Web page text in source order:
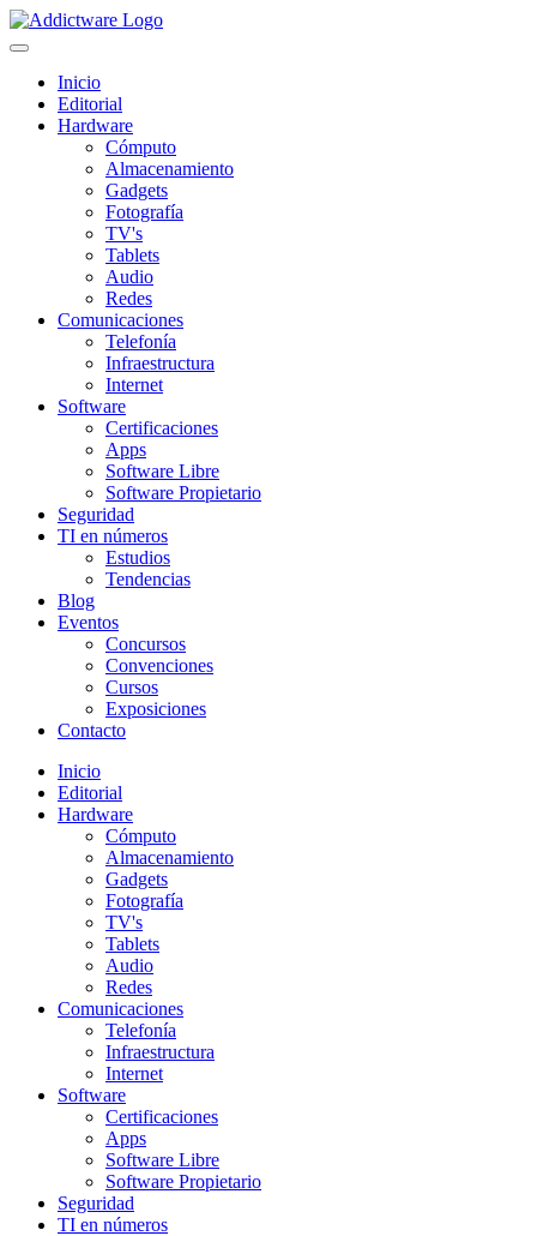
Inicio
Editorial
Hardware
Cómputo
Almacenamiento
Gadgets
Fotografía
TV's
Tablets
Audio
Redes
Comunicaciones
Telefonía
Infraestructura
Internet
Software
Certificaciones
Apps
Software Libre
Software Propietario
Seguridad
TI en números
Estudios
Tendencias
Blog
Eventos
Concursos
Convenciones
Cursos
Exposiciones
Contacto
Inicio
Editorial
Hardware
Cómputo
Almacenamiento
Gadgets
Fotografía
TV's
Tablets
Audio
Redes
Comunicaciones
Telefonía
Infraestructura
Internet
Software
Certificaciones
Apps
Software Libre
Software Propietario
Seguridad
TI en números